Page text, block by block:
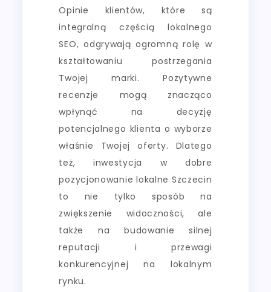
Opinie klientów, które są
integralną częścią lokalnego
SEO, odgrywają ogromną rolę w
kształtowaniu postrzegania
Twojej marki. Pozytywne
recenzje mogą znacząco
wpłynąć na decyzję
potencjalnego klienta o wyborze
właśnie Twojej oferty. Dlatego
też, inwestycja w dobre
pozycjonowanie lokalne Szczecin
to nie tylko sposób na
zwiększenie widoczności, ale
także na budowanie silnej
reputacji i przewagi
konkurencyjnej na lokalnym
rynku.